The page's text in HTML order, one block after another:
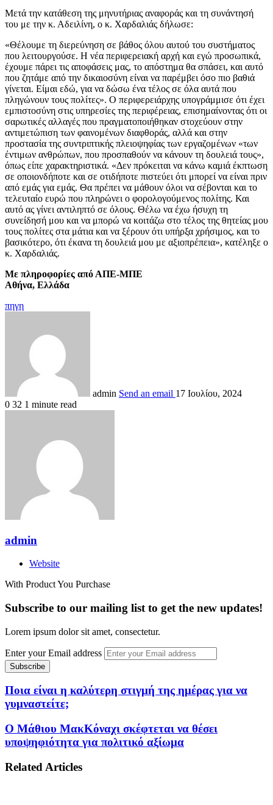
Μετά την κατάθεση της μηνυτήριας αναφοράς και τη συνάντησή
του με την κ. Αδειλίνη, ο κ. Χαρδαλιάς δήλωσε:
«Θέλουμε τη διερεύνηση σε βάθος όλου αυτού του συστήματος
που λειτουργούσε. Η νέα περιφερειακή αρχή και εγώ προσωπικά,
έχουμε πάρει τις αποφάσεις μας, το απόστημα θα σπάσει, και αυτό
που ζητάμε από την δικαιοσύνη είναι να παρέμβει όσο πιο βαθιά
γίνεται. Είμαι εδώ, για να δώσω ένα τέλος σε όλα αυτά που
πληγώνουν τους πολίτες». Ο περιφερειάρχης υπογράμμισε ότι έχει
εμπιστοσύνη στις υπηρεσίες της περιφέρειας, επισημαίνοντας ότι οι
σαρωτικές αλλαγές που πραγματοποιήθηκαν στοχεύουν στην
αντιμετώπιση των φαινομένων διαφθοράς, αλλά και στην
προστασία της συντριπτικής πλειοψηφίας των εργαζομένων «των
έντιμων ανθρώπων, που προσπαθούν να κάνουν τη δουλειά τους»,
όπως είπε χαρακτηριστικά. «Δεν πρόκειται να κάνω καμιά έκπτωση
σε οποιονδήποτε και σε οτιδήποτε πιστεύει ότι μπορεί να είναι πριν
από εμάς για εμάς. Θα πρέπει να μάθουν όλοι να σέβονται και το
τελευταίο ευρώ που πληρώνει ο φορολογούμενος πολίτης. Και
αυτό ας γίνει αντιληπτό σε όλους. Θέλω να έχω ήσυχη τη
συνείδησή μου και να μπορώ να κοιτάζω στο τέλος της θητείας μου
τους πολίτες στα μάτια και να ξέρουν ότι υπήρξα χρήσιμος, και το
βασικότερο, ότι έκανα τη δουλειά μου με αξιοπρέπεια», κατέληξε ο
κ. Χαρδαλιάς.
Με πληροφορίες από ΑΠΕ-ΜΠΕ
Αθήνα, Ελλάδα
πηγη
admin Send an email 17 Ιουλίου, 2024
0 32 1 minute read
admin
Website
With Product You Purchase
Subscribe to our mailing list to get the new updates!
Lorem ipsum dolor sit amet, consectetur.
Enter your Email address
Ποια είναι η καλύτερη στιγμή της ημέρας για να
γυμναστείτε;
Ο Μάθιου ΜακΚόναχι σκέφτεται να θέσει
υποψηφιότητα για πολιτικό αξίωμα
Related Articles